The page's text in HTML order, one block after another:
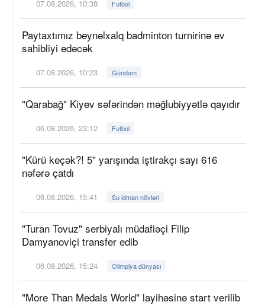
07.08.2026, 10:38 Futbol
Paytaxtımız beynəlxalq badminton turnirinə ev
sahibliyi edəcək
07.08.2026, 10:23 Gündəm
"Qarabağ" Kiyev səfərindən məğlubiyyətlə qayıdır
06.08.2026, 23:12 Futbol
"Kürü keçək?! 5" yarışında iştirakçı sayı 616
nəfərə çatdı
06.08.2026, 15:41 Su idman növləri
"Turan Tovuz" serbiyalı müdafiəçi Filip
Damyanoviçi transfer edib
06.08.2026, 15:24 Olimpiya dünyası
"More Than Medals World" layihəsinə start verilib